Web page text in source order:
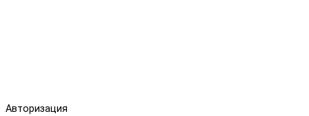
Авторизация